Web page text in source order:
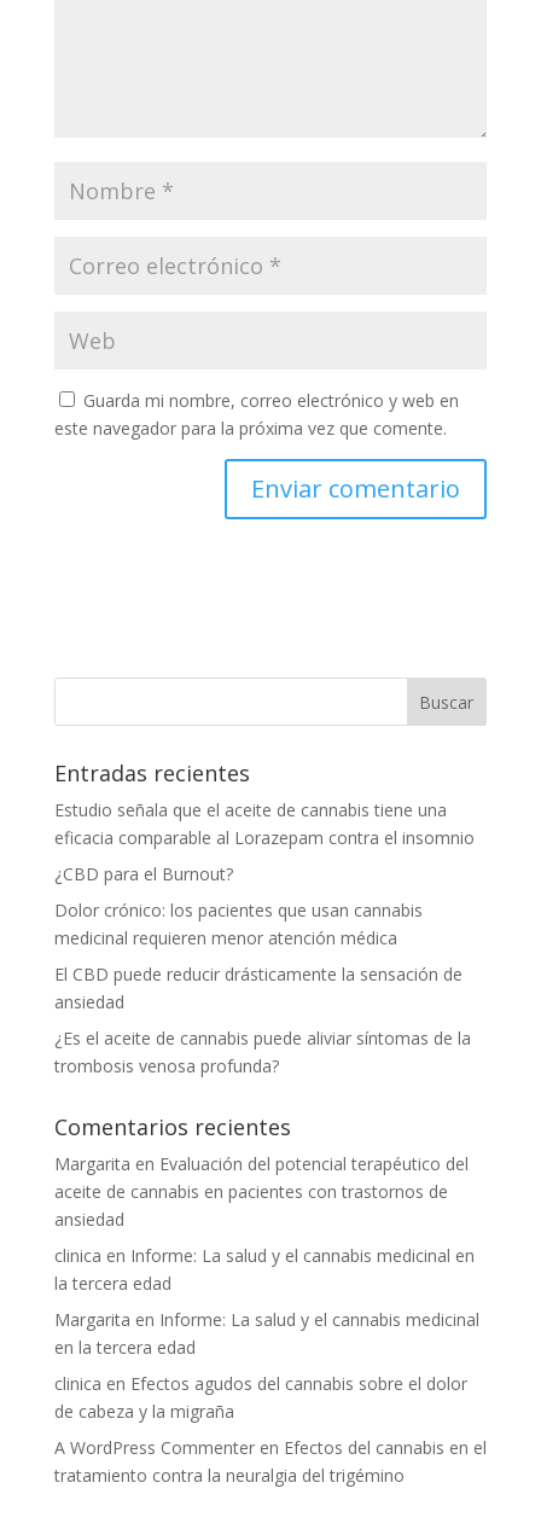
Guarda mi nombre, correo electrónico y web en
este navegador para la próxima vez que comente.
Entradas recientes
Estudio señala que el aceite de cannabis tiene una
eficacia comparable al Lorazepam contra el insomnio
¿CBD para el Burnout?
Dolor crónico: los pacientes que usan cannabis
medicinal requieren menor atención médica
El CBD puede reducir drásticamente la sensación de
ansiedad
¿Es el aceite de cannabis puede aliviar síntomas de la
trombosis venosa profunda?
Comentarios recientes
Margarita en Evaluación del potencial terapéutico del
aceite de cannabis en pacientes con trastornos de
ansiedad
clinica en Informe: La salud y el cannabis medicinal en
la tercera edad
Margarita en Informe: La salud y el cannabis medicinal
en la tercera edad
clinica en Efectos agudos del cannabis sobre el dolor
de cabeza y la migraña
A WordPress Commenteren Efectos del cannabis en el
tratamiento contra la neuralgia del trigémino